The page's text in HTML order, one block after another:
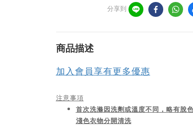
分享到
商品描述
加入會員享有更多優惠
注意事項
首次洗滌因洗劑或溫度不同，略有脫
淺色衣物分開清洗